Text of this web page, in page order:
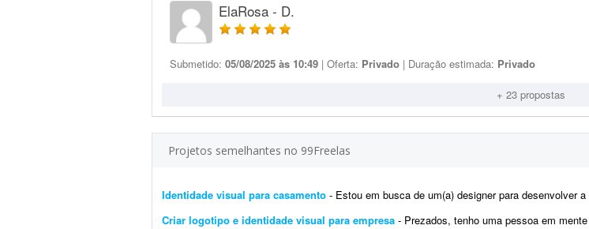
ElaRosa - D.
Submetido: 05/08/2025 às 10:49 | Oferta: Privado | Duração estimada: Privado
+ 23 propostas
Projetos semelhantes no 99Freelas
Identidade visual para casamento - Estou em busca de um(a) designer para desenvolver a identidade visual para o meu
Criar logotipo e identidade visual para empresa - Prezados, tenho uma pessoa em mente para o trabalho e a